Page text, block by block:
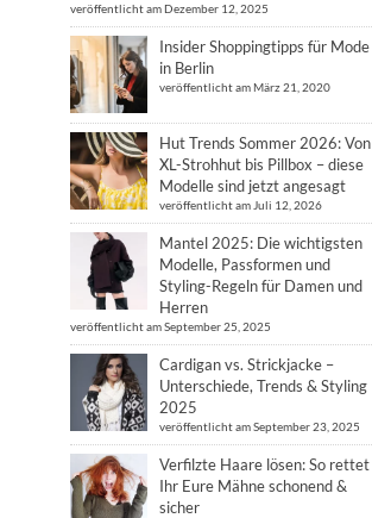
veröffentlicht am Dezember 12, 2025
Insider Shoppingtipps für Mode
in Berlin
veröffentlicht am März 21, 2020
Hut Trends Sommer 2026: Von
XL-Strohhut bis Pillbox – diese
Modelle sind jetzt angesagt
veröffentlicht am Juli 12, 2026
Mantel 2025: Die wichtigsten
Modelle, Passformen und
Styling-Regeln für Damen und
Herren
veröffentlicht am September 25, 2025
Cardigan vs. Strickjacke –
Unterschiede, Trends & Styling
2025
veröffentlicht am September 23, 2025
Verfilzte Haare lösen: So rettet
Ihr Eure Mähne schonend &
sicher